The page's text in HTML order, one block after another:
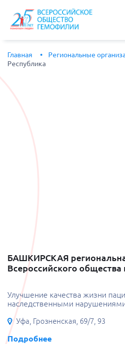
Главная Региональные
Республика
БАШКИРСКАЯ
Всероссийского
Улучшение качества жизни
наследственными
Уфа, Грозненская, 69/7, 93
Подробнее